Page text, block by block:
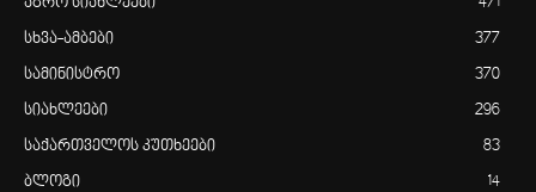
სხვა-ამბები 377
სამინისტრო 370
სიახლეები 296
საქართველოს კუთხეები 83
ბლოგი 14